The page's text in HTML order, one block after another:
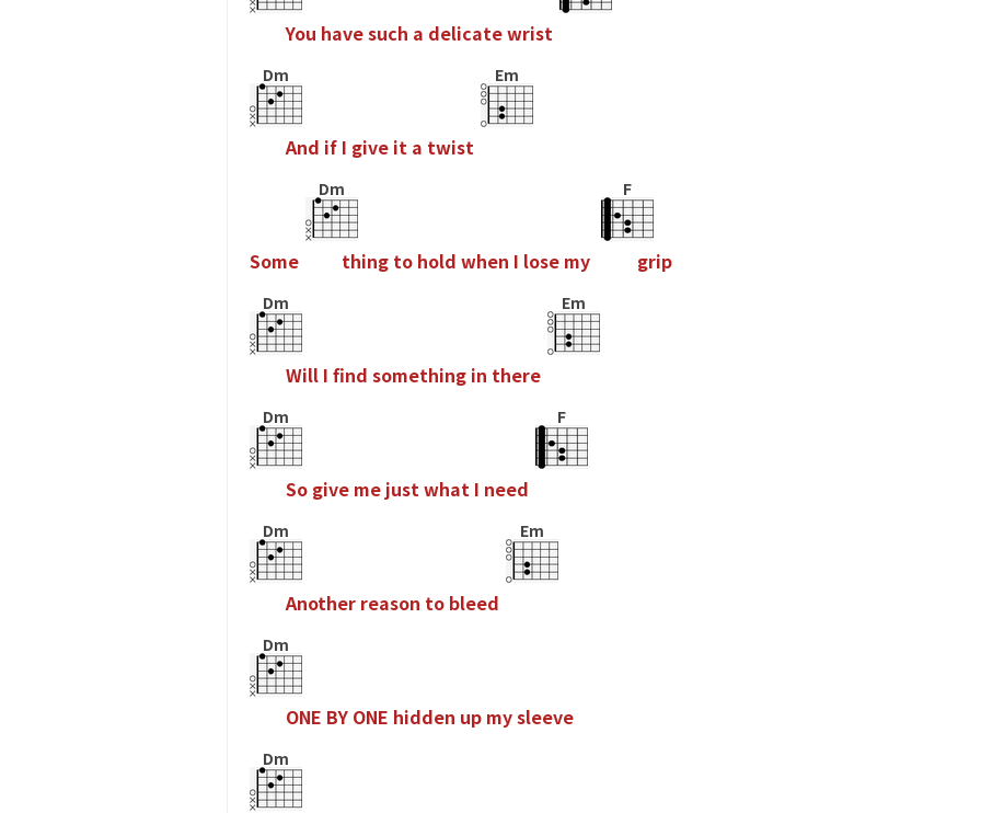
You havesuch a delicatewrist
Dm
And if I give it a twist
Em
Some
Dm
thing to hold when I lose my
F
grip
Dm
Will I fnd something in there
Em
Dm
So give me justwhat I need
F
Dm
Another reason to bleed
Em
Dm
ONE BY ONE hidden up mysleeve
Dm